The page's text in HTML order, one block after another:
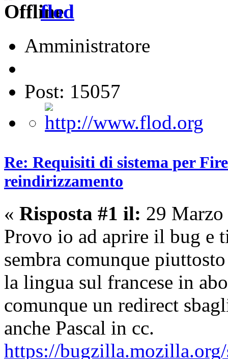
flod
Amministratore
Post: 15057
Re: Requisiti di sistema per
reindirizzamento
« Risposta #1 il: 29
Provo io ad aprire il bug e
sembra comunque
la lingua sul francese in
comunque un redirect
anche Pascal in cc.
https://